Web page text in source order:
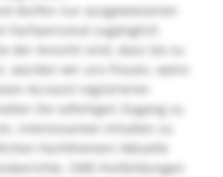
dürfen nur ausgewiesenen
zugänglich
der Ansicht sind, dass Sie zu
würden wir uns freuen, wenn
Account registrieren
Sie sofortigen Zugang zu
interessanten Inhalten zu
Fachthemen! Aktuelle
CME-Fortbildungen